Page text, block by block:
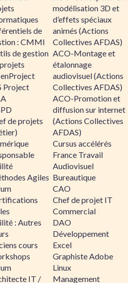
de
: CMMI
de gestion
Project
de projets
Agiles
: Autres
cours
IT /
modélisation 3D et
d’effets spéciaux
animés (Actions
Collectives AFDAS)
ACO-Montage et
étalonnage
audiovisuel (Actions
Collectives AFDAS)
ACO-Promotion et
diffusion sur internet
(Actions Collectives
AFDAS)
Cursus accélérés
France Travail
Audiovisuel
Bureautique
CAO
Chef de projet IT
Commercial
DAO
Développement
Excel
Graphiste Adobe
Linux
Management